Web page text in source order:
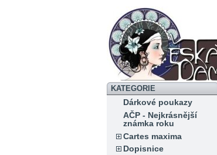
KATEGORIE
Dárkové poukazy
AČP - Nejkrásnější
známka roku
Cartes maxima
Dopisnice